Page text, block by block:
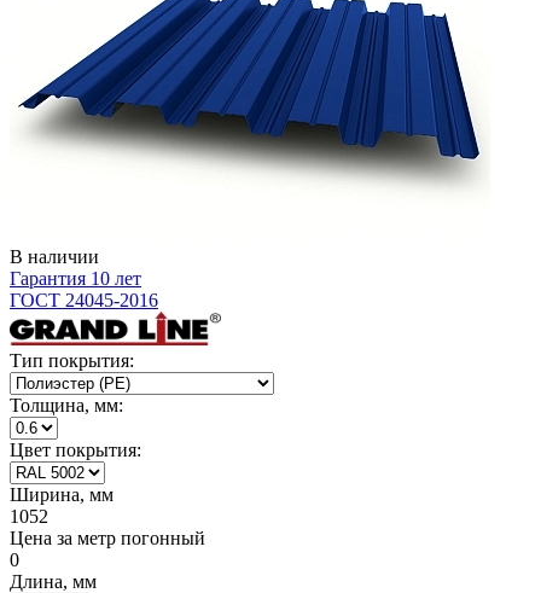
В наличии
Гарантия 10 лет
ГОСТ 24045-2016
Тип покрытия:
Толщина, мм:
Цвет покрытия:
Ширина, мм
1052
Цена за метр погонный
0
Длина, мм